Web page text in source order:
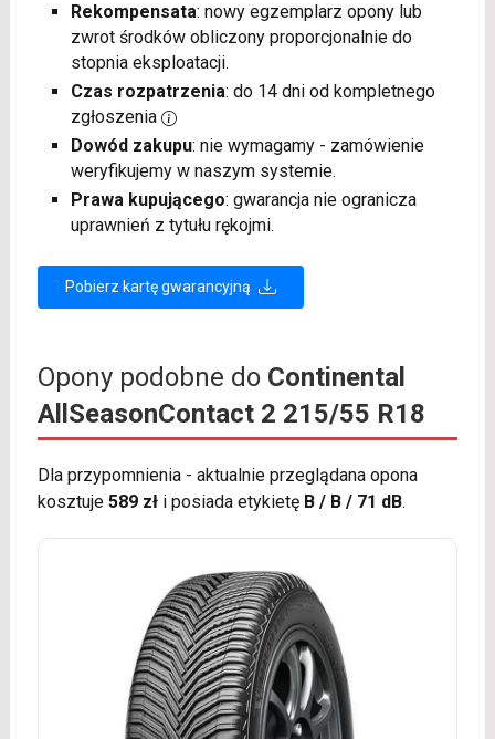
Rekompensata: nowy egzemplarz opony lub
zwrot środków obliczony proporcjonalnie do
stopnia eksploatacji.
Czas rozpatrzenia: do 14 dni od kompletnego
zgłoszenia
Dowód zakupu: nie wymagamy - zamówienie
weryfikujemy w naszym systemie.
Prawa kupującego: gwarancja nie ogranicza
uprawnień z tytułu rękojmi.
Pobierz kartę gwarancyjną
Opony podobne do Continental
AllSeasonContact 2 215/55 R18
Dla przypomnienia - aktualnie przeglądana opona
kosztuje 589 złi posiada etykietę B / B / 71 dB.